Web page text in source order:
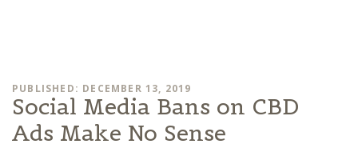
PUBLISHED: DECEMBER 13, 2019
Social Media Bans on CBD
Ads Make No Sense